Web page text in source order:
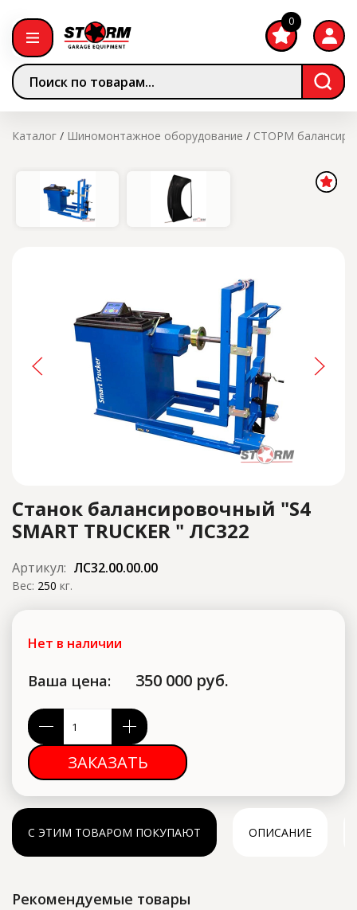
0
Каталог / Шиномонтажное оборудование / СТОРМ
Станок балансировочный "S4
SMART TRUCKER " ЛС322
Артикул: ЛС32.00.00.00
Вес: 250 кг.
Нет в наличии
Ваша цена: 350 000 руб.
ЗАКАЗАТЬ
С ЭТИМ ТОВАРОМ ПОКУПАЮТ ОПИСАНИЕ
Рекомендуемые товары